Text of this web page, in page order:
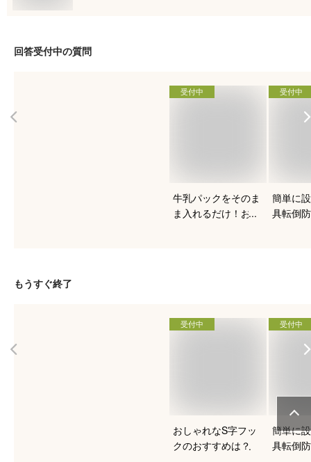
回答受付中の質問
受付中
牛乳パックをそのま
ま入れるだけ！おす
受付中
簡単に
具転倒
もうすぐ終了
受付中
おしゃれなS字フッ
クのおすすめは？
受付中
簡単に
具転倒